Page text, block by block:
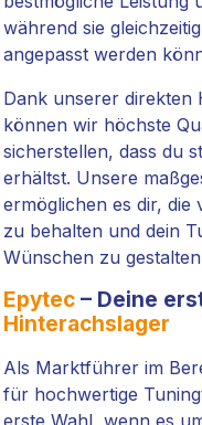
während sie
angepasst werden
Dank unserer direkten
können wir höchste
sicherstellen, dass du
erhältst. Unsere
ermöglichen es dir,
zu behalten und dein
Wünschen zu
Epytec– Deine
Hinterachslager
Als Marktführer im
für hochwertige